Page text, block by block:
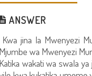
ANSWER
Kwa jina la Mwenyezi
Mjumbe wa Mwenyezi
Katika wakati wa swala